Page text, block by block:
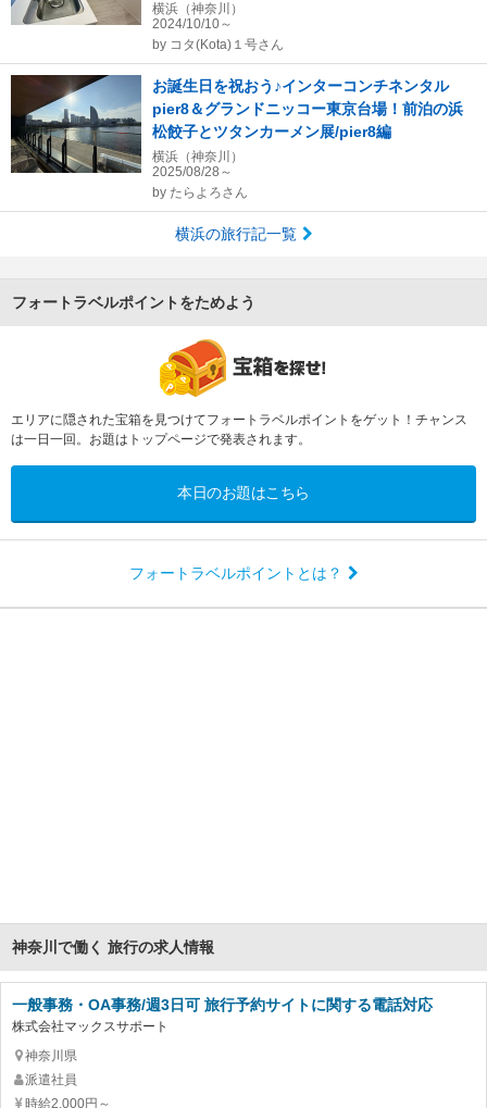
横浜（神奈川）
2024/10/10～
by コタ(Kota)１号さん
お誕生日を祝おう♪インターコンチネンタル
pier8＆グランドニッコー東京台場！前泊の浜
松餃子とツタンカーメン展/pier8編
横浜（神奈川）
2025/08/28～
by たらよろさん
横浜の旅行記一覧
フォートラベルポイントをためよう
エリアに隠された宝箱を見つけてフォートラベルポイントをゲット！チャンス
は一日一回。お題はトップページで発表されます。
本日のお題はこちら
フォートラベルポイントとは？
神奈川で働く 旅行の求人情報
一般事務・OA事務/週3日可 旅行予約サイトに関する電話対応
株式会社マックスサポート
神奈川県
派遣社員
時給2,000円～